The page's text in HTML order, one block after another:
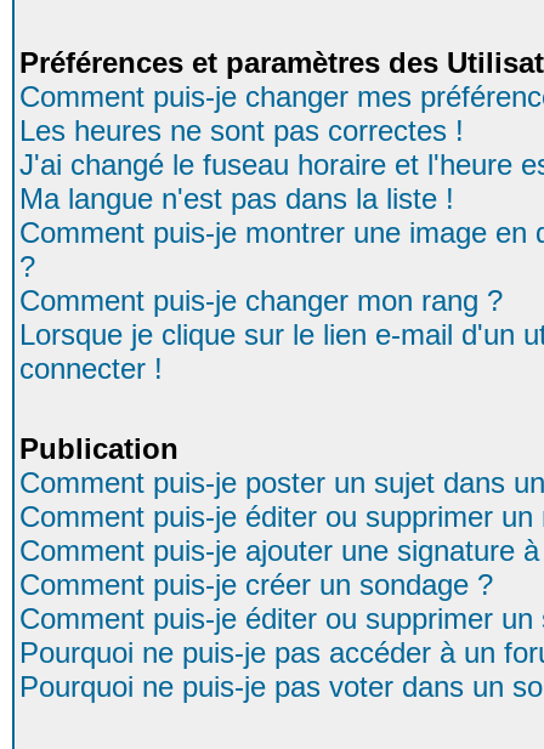
Préférences et paramètres des
Comment puis-je changer mes
Les heures ne sont pas correctes !
J'ai changé le fuseau horaire et l'heure
Ma langue n'est pas dans la liste !
Comment puis-je montrer une image
?
Comment puis-je changer mon rang ?
Lorsque je clique sur le lien e-mail d'un
connecter !
Publication
Comment puis-je poster un sujet dans
Comment puis-je éditer ou supprimer un
Comment puis-je ajouter une signature
Comment puis-je créer un sondage ?
Comment puis-je éditer ou supprimer un
Pourquoi ne puis-je pas accéder à un
Pourquoi ne puis-je pas voter dans un